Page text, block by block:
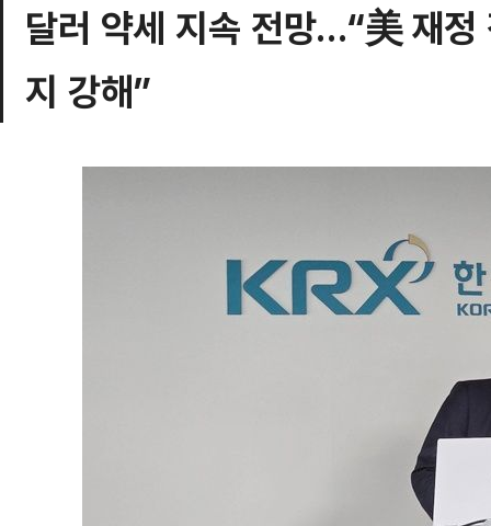
달러 약세 지속 전망…“美 재정
지 강해”